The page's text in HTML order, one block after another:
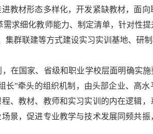
教材形态多样化，开发紧缺教材，面
求细化教师能力、制定清单，针对性
群联建等方式建设实习实训基地、研制
国家、省级和职业学校层面明确实施
”牵头的组织机制，由头部企业、高
、教材、教师和实习实训的内在逻辑
景，促进专业教学与技术发展同频共